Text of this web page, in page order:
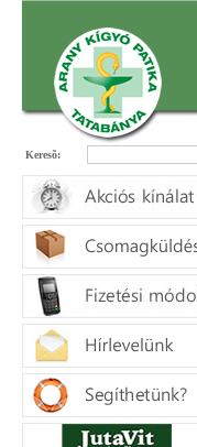
Keresõ: